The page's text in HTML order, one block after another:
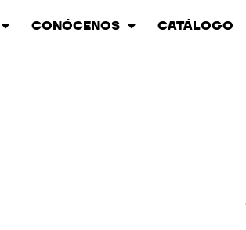
CONÓCENOS CATÁLOGO